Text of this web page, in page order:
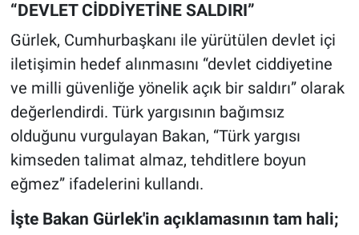
“DEVLET CİDDİYETİNE SALDIRI”
Gürlek, Cumhurbaşkanı ile yürütülen devlet içi
iletişimin hedef alınmasını “devlet ciddiyetine
ve milli güvenliğe yönelik açık bir saldırı” olarak
değerlendirdi. Türk yargısının bağımsız
olduğunu vurgulayan Bakan, “Türk yargısı
kimseden talimat almaz, tehditlere boyun
eğmez” ifadelerini kullandı.
İşte Bakan Gürlek'in açıklamasının tam hali;